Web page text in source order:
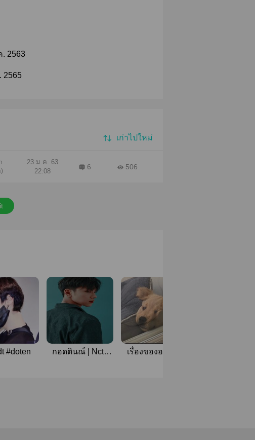
. 2563
2565
เก่าไปใหม่
23 ม.ค. 63
22:08
6 506
#doten
กอดตินณ์ | Nct |
เรื่องของอาแต๊ง